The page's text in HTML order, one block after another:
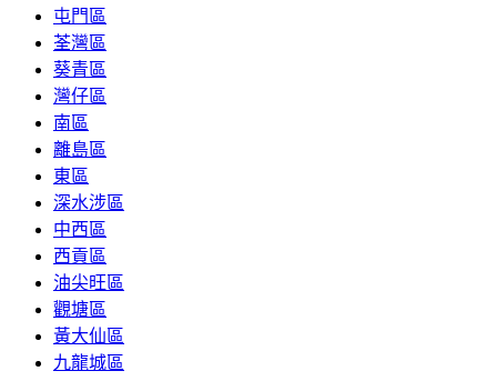
屯門區
荃灣區
葵青區
灣仔區
南區
離島區
東區
深水涉區
中西區
西貢區
油尖旺區
觀塘區
黃大仙區
九龍城區